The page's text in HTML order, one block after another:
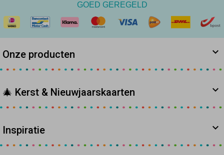
GOED GEREGELD
Onze producten
🎄 Kerst & Nieuwjaarskaarten
Inspiratie